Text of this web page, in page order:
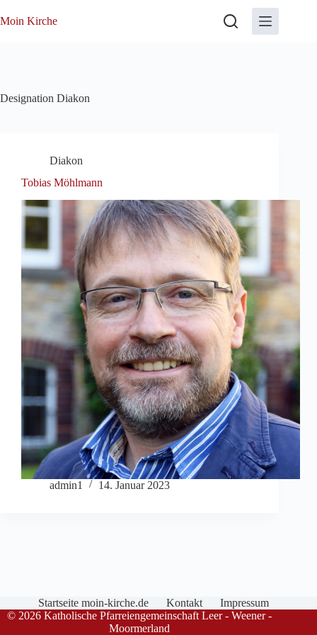
Inhalt
Moin Kirche
Designation Diakon
Diakon
Tobias Möhlmann
admin1 14. Januar 2023
Startseite moin-kirche.de Kontakt
Impressum
© 2026 Katholische Pfarreiengemeinschaft Leer - Weener -
Moormerland